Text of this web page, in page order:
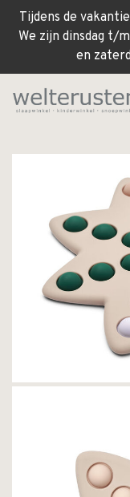
Tijdens de
We zijn dinsdag t/
en